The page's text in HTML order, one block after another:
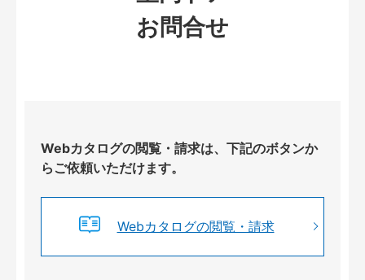
お問合せ
Webカタログの閲覧・請求は、下記のボタンか
らご依頼いただけます。
Webカタログの閲覧・請求